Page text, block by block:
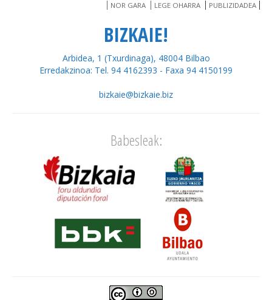
NOR GARA LEGE OHARRA PUBLIZIDADEA
BIZKAIE!
Arbidea, 1 (Txurdinaga), 48004 Bilbao
Erredakzinoa: Tel. 94 4162393 - Faxa 94 4150199
bizkaie@bizkaie.biz
Babesleak: